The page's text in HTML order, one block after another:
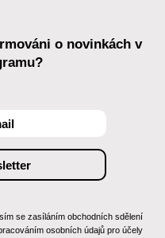
o novinkách v
se zasíláním obchodních sdělení
osobních údajů pro účely